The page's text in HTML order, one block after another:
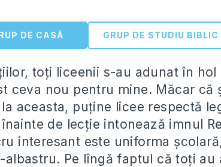
DE CASĂ GRUP DE STUDIU BIBLIC
toți liceenii s-au adunat în hol
ceva nou pentru mine. Măcar că
aceasta, puține licee respectă
de lecție intonează imnul
interesant este uniforma
Pe lîngă faptul că toți au